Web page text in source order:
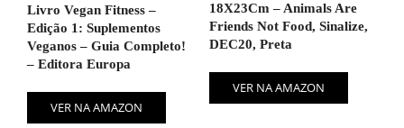
Livro Vegan Fitness –
Edição 1: Suplementos
Veganos – Guia Completo!
– Editora Europa
VER NA AMAZON
18X23Cm – Animals Are
Friends Not Food, Sinalize,
DEC20, Preta
VER NA AMAZON